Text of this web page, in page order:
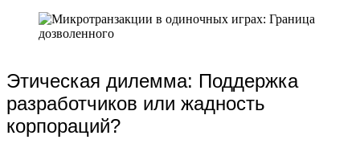
Этическая дилемма: Поддержка
разработчиков или жадность
корпораций?